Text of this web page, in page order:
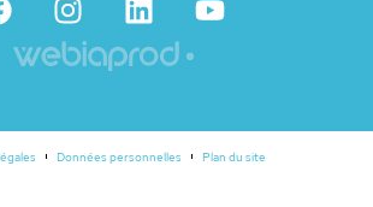
Données personnelles Plan du site